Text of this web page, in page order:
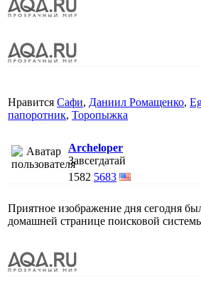
Нравится Сафи, Даниил Ромащенко,
папоротник, Торопыжка
Archeloper
Завсегдатай
1582 5683
Приятное изображение дня сегодня
домашней странице поисковой